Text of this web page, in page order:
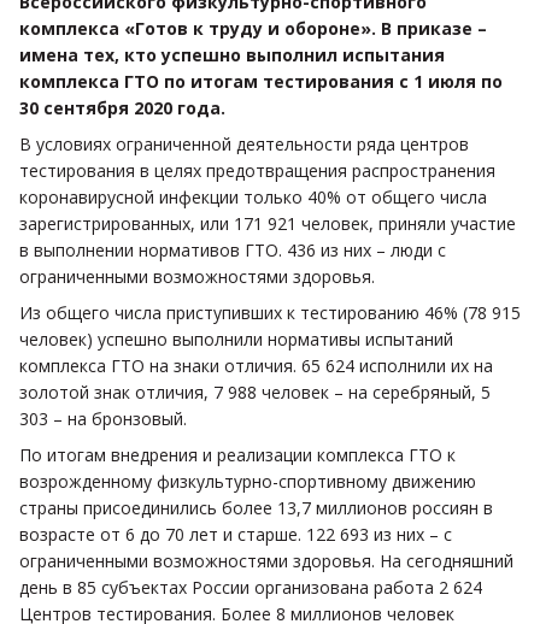
комплекса «Готов к труду и обороне». В приказе –
имена тех, кто успешно выполнил испытания
комплекса ГТО по итогам тестирования с 1 июля по
30 сентября 2020 года.
В условиях ограниченной деятельности ряда центров
тестирования в целях предотвращения распространения
коронавирусной инфекции только 40% от общего числа
зарегистрированных, или 171 921 человек, приняли участие
в выполнении нормативов ГТО. 436 из них – люди с
ограниченными возможностями здоровья.
Из общего числа приступивших к тестированию 46% (78 915
человек) успешно выполнили нормативы испытаний
комплекса ГТО на знаки отличия. 65 624 исполнили их на
золотой знак отличия, 7 988 человек – на серебряный, 5
303 – на бронзовый.
По итогам внедрения и реализации комплекса ГТО к
возрожденному физкультурно-спортивному движению
страны присоединились более 13,7 миллионов россиян в
возрасте от 6 до 70 лет и старше. 122 693 из них – с
ограниченными возможностями здоровья. На сегодняшний
день в 85 субъектах России организована работа 2 624
Центров тестирования. Более 8 миллионов человек